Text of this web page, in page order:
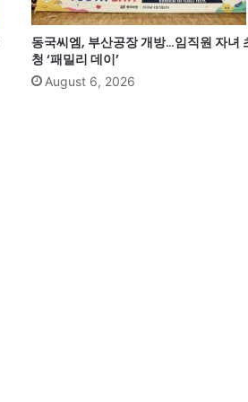
동국씨엠, 부산공장 개방…임직원 자녀
청 ‘패밀리 데이’
August 6, 2026